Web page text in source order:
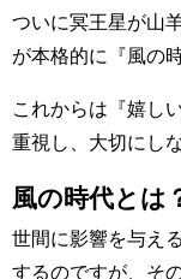
ついに冥王星が山
が本格的に『風の
これからは『嬉し
重視し、大切にし
風の時代とは
世間に影響を与え
するのですが、そ